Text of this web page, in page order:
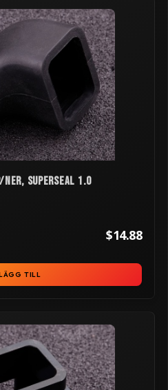
ner, Superseal 1.0
$14.88
TILL